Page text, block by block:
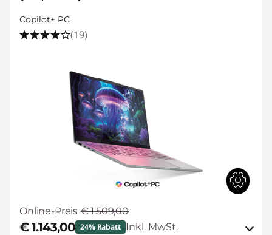
Copilot+ PC
(19)
Online-Preis € 1.509,00
€ 1.143,00 24% Rabatt Inkl. MwSt.